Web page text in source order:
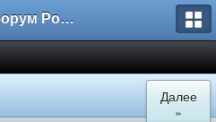
Автофорум Ростова-на-Дону
Далее
»